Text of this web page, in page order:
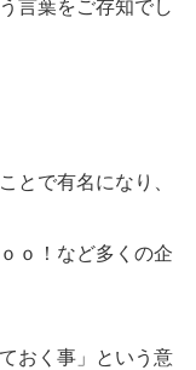
言葉をご存知でし
とで有名になり、
ｏ！など多くの企
おく事」という意